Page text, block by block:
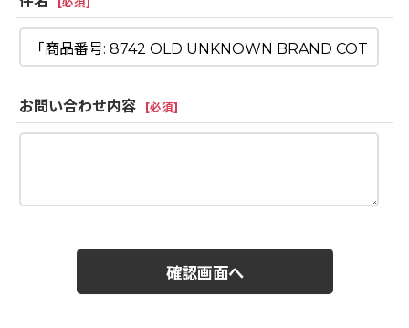
お問い合わせ内容 [必須]
確認画面へ